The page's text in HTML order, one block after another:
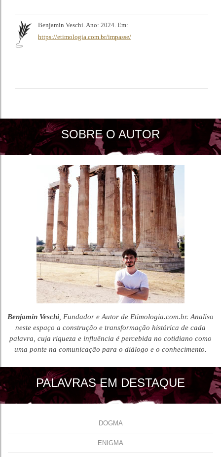
Benjamin Veschi. Ano: 2024. Em:
https://etimologia.com.br/impasse/
SOBRE O AUTOR
Benjamin Veschi , Fundador e Autor de Etimologia.com.br. Analiso
neste espaço a construção e transformação histórica de cada
palavra, cuja riqueza e influência é percebida no cotidiano como
uma ponte na comunicação para o diálogo e o conhecimento.
PALAVRAS EM DESTAQUE
DOGMA
ENIGMA